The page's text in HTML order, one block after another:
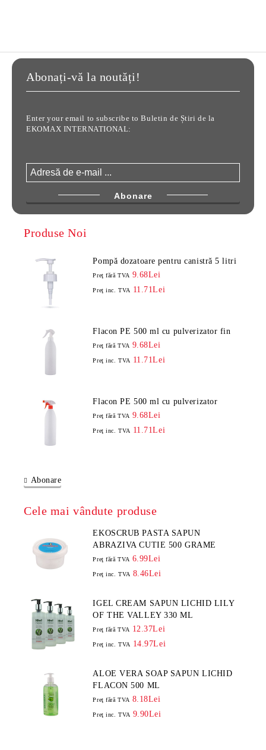
Abonați-vă la noutăți!
Enter your email to subscribe to Buletin de Știri de la
EKOMAX INTERNATIONAL:
Produse Noi
Pompă dozatoare pentru canistră 5 litri
Preţ fără TVA 9.68Lei
Preţ inc. TVA 11.71Lei
Flacon PE 500 ml cu pulverizator fin
Preţ fără TVA 9.68Lei
Preţ inc. TVA 11.71Lei
Flacon PE 500 ml cu pulverizator
Preţ fără TVA 9.68Lei
Preţ inc. TVA 11.71Lei
Abonare
Cele mai vândute produse
EKOSCRUB PASTA SAPUN
ABRAZIVA CUTIE 500 GRAME
Preţ fără TVA 6.99Lei
Preţ inc. TVA 8.46Lei
IGEL CREAM SAPUN LICHID LILY
OF THE VALLEY 330 ML
Preţ fără TVA 12.37Lei
Preţ inc. TVA 14.97Lei
ALOE VERA SOAP SAPUN LICHID
FLACON 500 ML
Preţ fără TVA 8.18Lei
Preţ inc. TVA 9.90Lei